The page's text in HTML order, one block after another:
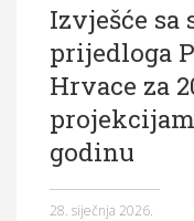
Izvješće sa
prijedloga
Hrvace za
godinu
28. siječnja 2026.